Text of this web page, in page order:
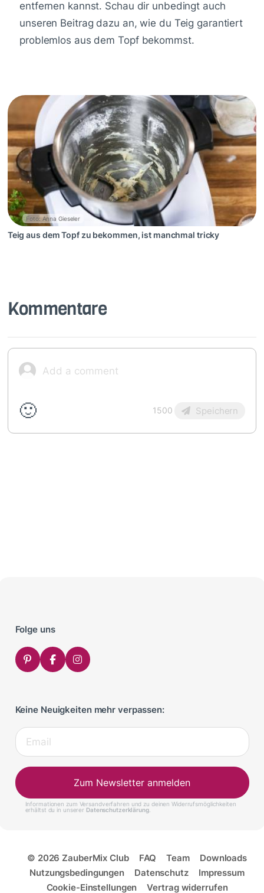
entfernen kannst. Schau dir unbedingt auch
unseren Beitrag dazu an, wie du Teig garantiert
problemlos aus dem Topf bekommst.
Foto: Anna Gieseler
Teig aus dem Topf zu bekommen, ist manchmal tricky
Kommentare
🙂 1500 Speichern
Folge uns
Keine Neuigkeiten mehr verpassen:
Zum Newsletter anmelden
Informationen zum Versandverfahren und zu deinen Widerrufsmöglichkeiten
erhältst du in unserer Datenschutzerklärung.
© 2026 ZauberMix Club FAQ Team
Downloads
Nutzungsbedingungen
Datenschutz
Impressum
Cookie-Einstellungen
Vertrag widerrufen